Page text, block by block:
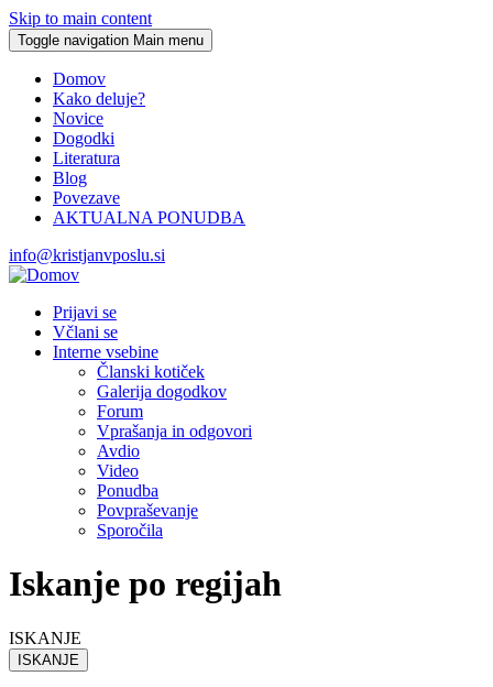
Skip to main content
Toggle navigation Main menu
Domov
Kako deluje?
Novice
Dogodki
Literatura
Blog
Povezave
AKTUALNA PONUDBA
info@kristjanvposlu.si
Prijavi se
Včlani se
Interne vsebine
Članski kotiček
Galerija dogodkov
Forum
Vprašanja in odgovori
Avdio
Video
Ponudba
Povpraševanje
Sporočila
Iskanje po regijah
ISKANJE
ISKANJE